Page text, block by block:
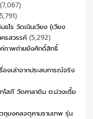
(7,067)
โร วัดเนินเวียง (เวียง
รสวรรค์ (5,292)
ภาพถ่ายยังศักดิ์สิทธิ์
งเล่าจากประสบการณ์จริง
สภี วัดศาลาดิน ต.ม่วงเตี้ย
ถุมงคลจตุคามรามเทพ รุ่น